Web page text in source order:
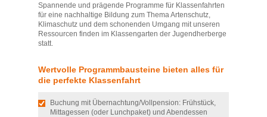
Spannende und prägende Programme für Klassenfahrten
für eine nachhaltige Bildung zum Thema Artenschutz,
Klimaschutz und dem schonenden Umgang mit unseren
Ressourcen finden im Klassengarten der Jugendherberge
statt.
Wertvolle Programmbausteine bieten alles für
die perfekte Klassenfahrt
Buchung mit Übernachtung/Vollpension: Frühstück,
Mittagessen (oder Lunchpaket) und Abendessen